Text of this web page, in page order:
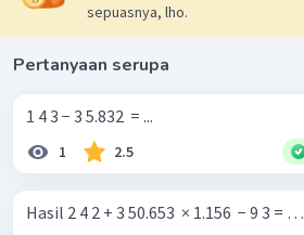
sepuasnya, lho.
Pertanyaan serupa
1 4 3 − 3 5.832 ​ = ...
1 2.5
Hasil 2 4 2 + 3 50.653 ​ × 1.156 ​ − 9 3 = …